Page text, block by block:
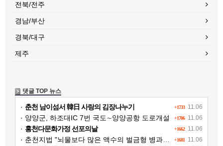
전북/전주
경남/부산
경북/대구
제주
댓글 TOP 뉴스
+1733 11.06
· 춘천 남이섬서 韓日 사랑의 김장나누기
+1706 11.06
· 양양군, 하조대IC 7번 국도∼양양공항 도로개설
+1662 11.06
· 홍천다문화가정 선포의날
+1681 11.06
· 춘천지법 "뇌물보다 많은 액수의 벌금형 병과해야"